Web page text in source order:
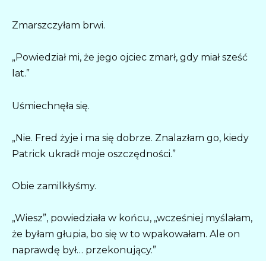
Zmarszczyłam brwi.
„Powiedział mi, że jego ojciec zmarł, gdy miał sześć
lat.”
Uśmiechnęła się.
„Nie. Fred żyje i ma się dobrze. Znalazłam go, kiedy
Patrick ukradł moje oszczędności.”
Obie zamilkłyśmy.
„Wiesz”, powiedziała w końcu, „wcześniej myślałam,
że byłam głupia, bo się w to wpakowałam. Ale on
naprawdę był… przekonujący.”